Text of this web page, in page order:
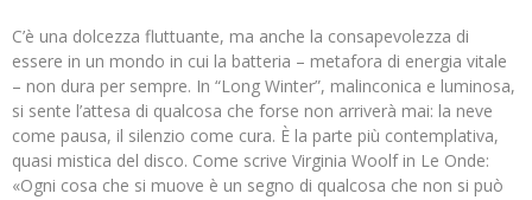
C’è una dolcezza fluttuante, ma anche la consapevolezza di
essere in un mondo in cui la batteria – metafora di energia vitale
– non dura per sempre. In “Long Winter”, malinconica e luminosa,
si sente l’attesa di qualcosa che forse non arriverà mai: la neve
come pausa, il silenzio come cura. È la parte più contemplativa,
quasi mistica del disco. Come scrive Virginia Woolf in Le Onde:
«Ogni cosa che si muove è un segno di qualcosa che non si può